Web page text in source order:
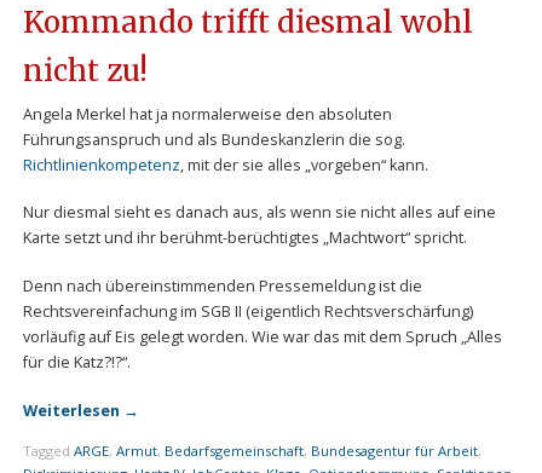
Kommando trifft diesmal wohl
nicht zu!
Angela Merkel hat ja normalerweise den absoluten
Führungsanspruch und als Bundeskanzlerin die sog.
Richtlinienkompetenz, mit der sie alles „vorgeben“ kann.
Nur diesmal sieht es danach aus, als wenn sie nicht alles auf eine
Karte setzt und ihr berühmt-berüchtigtes „Machtwort“ spricht.
Denn nach übereinstimmenden Pressemeldung ist die
Rechtsvereinfachung im SGB II (eigentlich Rechtsverschärfung)
vorläufig auf Eis gelegt worden. Wie war das mit dem Spruch „Alles
für die Katz?!?“.
Weiterlesen →
Tagged ARGE, Armut, Bedarfsgemeinschaft, Bundesagentur für Arbeit,